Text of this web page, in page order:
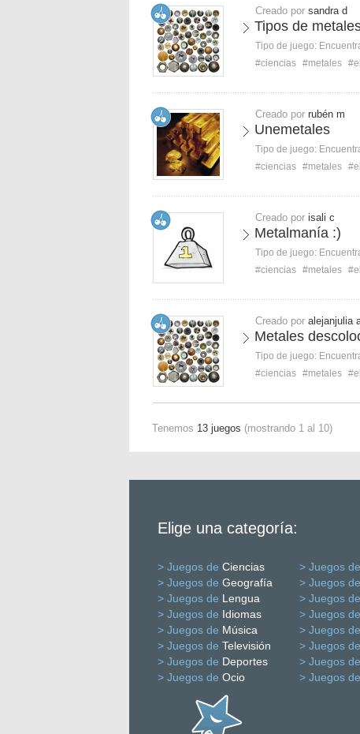
Creado por sandra d
Tipos de
Tipo de juego:
#ciencias #metales
Creado por rubén m
Unemetales
Tipo de juego:
#ciencias #metales
Creado por isali c
Metalmanía :)
Tipo de juego:
#ciencias #metales
Creado por alejanjulia
Metales
Tipo de juego:
#ciencias #metales
Tenemos 13 juegos (mostrando 1 al 10)
Elige una categoría:
> Juegos de Ciencias > Juegos de
> Juegos de Geografía > Juegos de
> Juegos de Lengua > Juegos de
> Juegos de Idiomas > Juegos de
> Juegos de Música > Juegos de
> Juegos de Televisión > Juegos de
> Juegos de Deportes > Juegos de
> Juegos de Ocio > Juegos de